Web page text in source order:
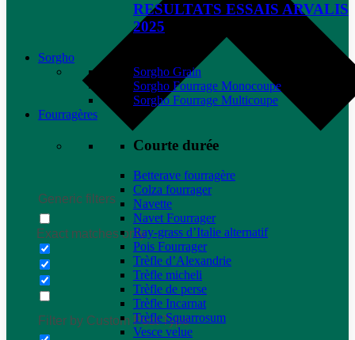
Generic filters
Exact matches only
Filter by Custom Post Type
RESULTATS ESSAIS ARVALIS
2025
Sorgho
Sorgho Grain
Sorgho Fourrage Monocoupe
Sorgho Fourrage Multicoupe
Fourragères
Courte durée
Betterave fourragère
Colza fourrager
Navette
Navet Fourrager
Ray-grass d’Italie alternatif
Pois Fourrager
Trèfle d’Alexandrie
Trèfle micheli
Trèfle de perse
Trèfle Incarnat
Trèfle Squarrosum
Vesce velue